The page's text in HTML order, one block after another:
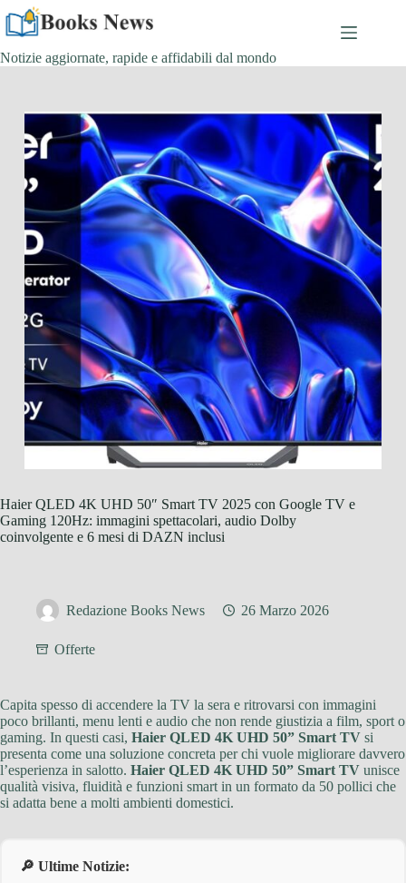
contenuto
Notizie aggiornate, rapide e affidabili dal mondo
Haier QLED 4K UHD 50″ Smart TV 2025 con Google TV e
Gaming 120Hz: immagini spettacolari, audio Dolby
coinvolgente e 6 mesi di DAZN inclusi
Redazione Books News 26 Marzo 2026
Offerte
Capita spesso di accendere la TV la sera e ritrovarsi con immagini
poco brillanti, menu lenti e audio che non rende giustizia a film, sport o
gaming. In questi casi, Haier QLED 4K UHD 50” Smart TV si
presenta come una soluzione concreta per chi vuole migliorare davvero
l’esperienza in salotto. Haier QLED 4K UHD 50” Smart TV unisce
qualità visiva, fluidità e funzioni smart in un formato da 50 pollici che
si adatta bene a molti ambienti domestici.
🔎 Ultime Notizie: